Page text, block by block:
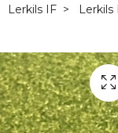
Lerkils IF